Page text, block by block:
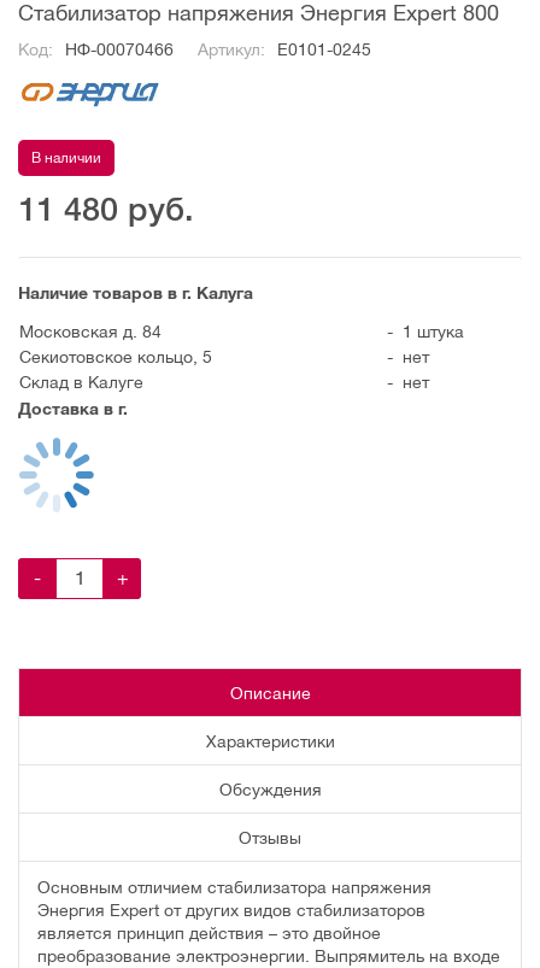
Стабилизатор напряжения Энергия Expert 800
Код: НФ-00070466 Артикул: E0101-0245
В наличии
11 480 руб.
Наличие товаров в г. Калуга
Московская д. 84
- 1 штука
Секиотовское кольцо, 5
- нет
Склад в Калуге
- нет
Доставка в г.
- +
Описание
Характеристики
Обсуждения
Отзывы
Основным отличием стабилизатора напряжения
Энергия Expert от других видов стабилизаторов
является принцип действия – это двойное
преобразование электроэнергии. Выпрямитель на входе